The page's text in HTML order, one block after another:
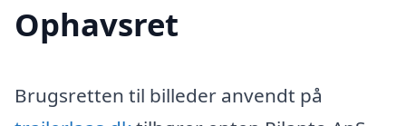
Ophavsret
Brugsretten til billeder anvendt på